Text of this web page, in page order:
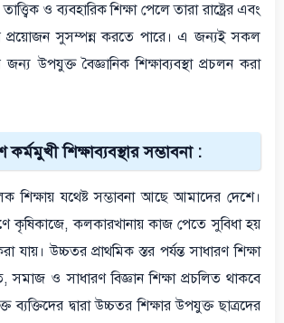
ও ব্যবহারিক শিক্ষা পেলে তারা রাষ্ট্রের এবং
প্রয়োজন সুসম্পন্ন করতে পারে। এ জন্যই সকল
জন্য উপযুক্ত বৈজ্ঞানিক শিক্ষাব্যবস্থা প্রচলন করা
শিক্ষাব্যবস্থার সম্ভাবনা :
শিক্ষায় যথেষ্ট সম্ভাবনা আছে আমাদের দেশে।
কৃষিকাজে, কলকারখানায় কাজ পেতে সুবিধা হয়
যায়। উচ্চতর প্রাথমিক স্তর পর্যন্ত সাধারণ শিক্ষা
সমাজ ও সাধারণ বিজ্ঞান শিক্ষা প্রচলিত থাকবে
দ্বারা উচ্চতর শিক্ষার উপযুক্ত ছাত্রদের